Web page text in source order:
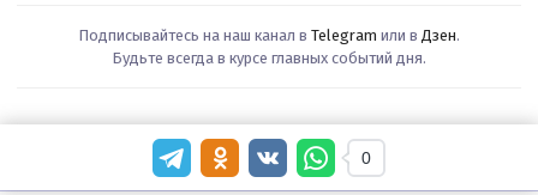
Подписывайтесь на наш канал в Telegram или в Дзен.
Будьте всегда в курсе главных событий дня.
0